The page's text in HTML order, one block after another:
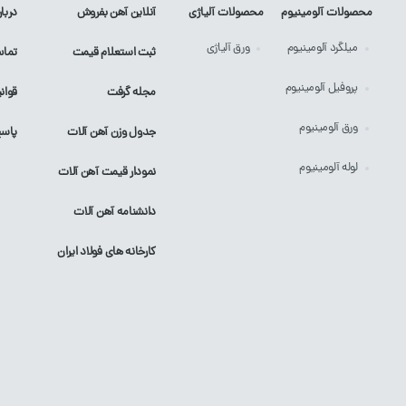
محصولات آلومینیوم
میلگرد آلومینیوم
پروفیلآلومینیوم
ورقآلومینیوم
لولهآلومینیوم
محصولات آلیاژی
ورقآلیاژی
آنلاین آهن بفروش
ثبت استعلام قیمت
مجله گرفت
جدول وزن آهن آلات
نمودار قیمت آهن آلات
دانشنامه آهن آلات
کارخانه های فولاد ایران